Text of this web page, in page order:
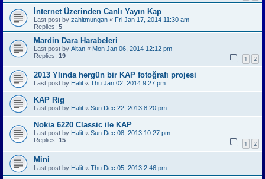
İnternet Üzerinden Canlı Yayın Kap
Last post by zahitmungan « Fri Jan 17, 2014 11:30 am
Replies: 5
Mardin Dara Harabeleri
Last post by Altan « Mon Jan 06, 2014 12:12 pm
Replies: 19 1 2
2013 Ylında hergün bir KAP fotoğrafı projesi
Last post by Halit « Thu Jan 02, 2014 9:27 pm
KAP Rig
Last post by Halit « Sun Dec 22, 2013 8:20 pm
Nokia 6220 Classic ile KAP
Last post by Halit « Sun Dec 08, 2013 10:27 pm
Replies: 15 1 2
Mini
Last post by Halit « Thu Dec 05, 2013 2:46 pm